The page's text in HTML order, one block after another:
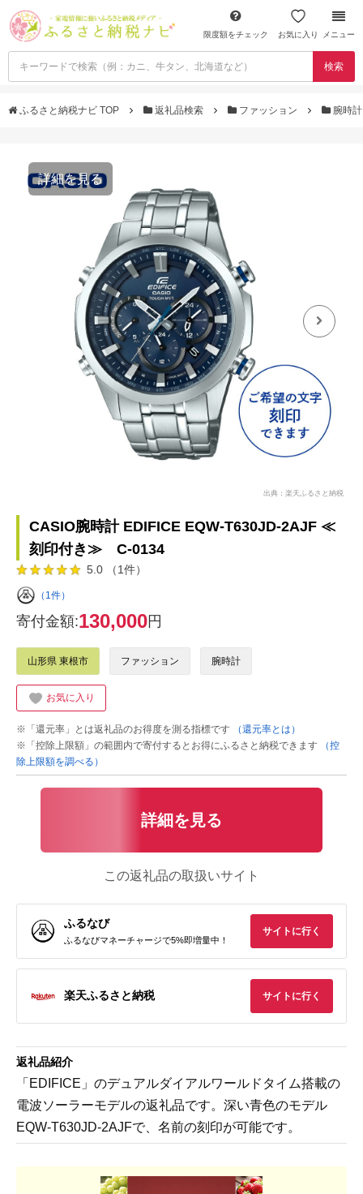
限度額をチェック お気に入り メニュー
検索
ふるさと納税ナビ TOP 返礼品検索 ファッション 腕時
詳細を見る
出典：楽天ふるさと納税
CASIO腕時計 EDIFICE EQW-T630JD-2AJF ≪
刻印付き≫ C-0134
5.0 （1件）
（1件）
寄付金額:130,000円
山形県 東根市 ファッション 腕時計
お気に入り
※「還元率」とは返礼品のお得度を測る指標です
（還元率とは）
※「控除上限額」の範囲内で寄付するとお得にふるさと納税できます
（控
除上限額を調べる）
詳細を見る
この返礼品の取扱いサイト
ふるなび
ふるなびマネーチャージで5%即増量中！
サイトに行く
楽天ふるさと納税 サイトに行く
返礼品紹介
「EDIFICE」のデュアルダイアルワールドタイム搭載の
電波ソーラーモデルの返礼品です。深い青色のモデル
EQW-T630JD-2AJFで、名前の刻印が可能です。